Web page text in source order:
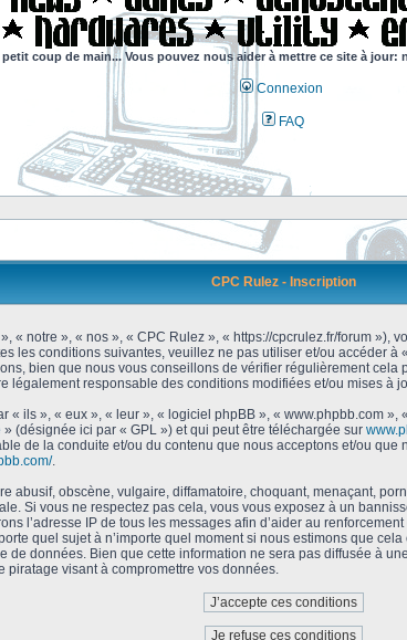
petit coup de main... Vous pouvez nous aider à mettre ce site à jour:
Connexion
FAQ
CPC Rulez - Inscription
« notre », « nos », « CPC Rulez », « https://cpcrulez.fr/forum »),
les conditions suivantes, veuillez ne pas utiliser et/ou accéder
bien que nous vous conseillons de vérifier régulièrement
légalement responsable des conditions modifiées et/ou mises à
« ils », « eux », « leur », « logiciel phpBB », « www.phpbb.com
» (désignée ici par « GPL ») et qui peut être téléchargée sur
de la conduite et/ou du contenu que nous acceptons et/ou
.
abusif, obscène, vulgaire, diffamatoire, choquant, menaçant,
Si vous ne respectez pas cela, vous vous exposez à un
l’adresse IP de tous les messages afin d’aider au
quel sujet à n’importe quel moment si nous estimons que
de données. Bien que cette information ne sera pas diffusée à
piratage visant à compromettre vos données.